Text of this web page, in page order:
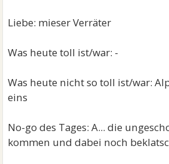
Liebe: mieser Verräter
Was heute toll ist/war: -
Was heute nicht so toll ist/war:
eins
No-go des Tages: A... die
kommen und dabei noch